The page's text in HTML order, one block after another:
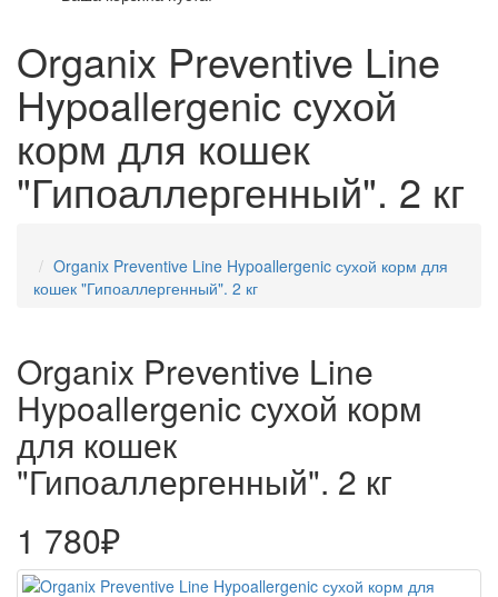
Organix Preventive Line
Hypoallergenic сухой
корм для кошек
"Гипоаллергенный". 2 кг
Organix Preventive Line Hypoallergenic сухой корм для
кошек "Гипоаллергенный". 2 кг
Organix Preventive Line
Hypoallergenic сухой корм
для кошек
"Гипоаллергенный". 2 кг
1 780₽